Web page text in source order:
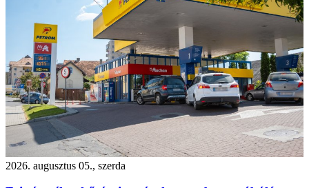
2026. augusztus 05., szerda